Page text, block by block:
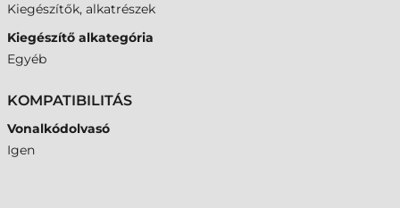
Kiegészítők, alkatrészek
Kiegészítő alkategória
Egyéb
KOMPATIBILITÁS
Vonalkódolvasó
Igen